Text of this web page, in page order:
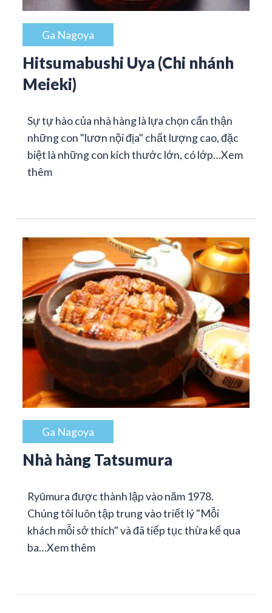
Ga Nagoya
Hitsumabushi Uya (Chi nhánh
Meieki)
Sự tự hào của nhà hàng là lựa chọn cẩn thận
những con "lươn nội địa" chất lượng cao, đặc
biệt là những con kích thước lớn, có lớp…Xem
thêm
Ga Nagoya
Nhà hàng Tatsumura
Ryūmura được thành lập vào năm 1978.
Chúng tôi luôn tập trung vào triết lý "Mỗi
khách mỗi sở thích" và đã tiếp tục thừa kế qua
ba…Xem thêm